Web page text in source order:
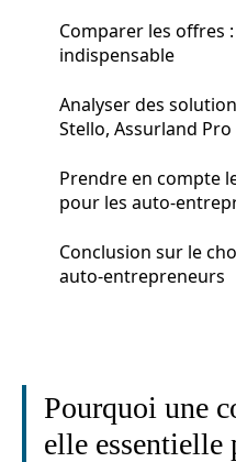
Comparer les offres
indispensable
Analyser des
Stello, Assurland
Prendre en compte
pour les auto-
Conclusion sur le
auto-entrepreneurs
Pourquoi une
elle essentielle